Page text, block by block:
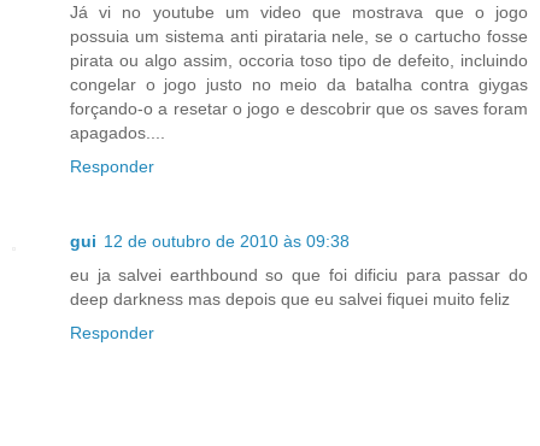
Já vi no youtube um video que mostrava que o jogo
possuia um sistema anti pirataria nele, se o cartucho fosse
pirata ou algo assim, occoria toso tipo de defeito, incluindo
congelar o jogo justo no meio da batalha contra giygas
forçando-o a resetar o jogo e descobrir que os saves foram
apagados....
Responder
gui 12 de outubro de 2010 às 09:38
eu ja salvei earthbound so que foi dificiu para passar do
deep darkness mas depois que eu salvei fiquei muito feliz
Responder